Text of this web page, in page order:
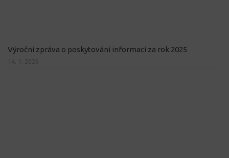
Výroční zpráva o poskytování informací za rok 2025
14. 1. 2026